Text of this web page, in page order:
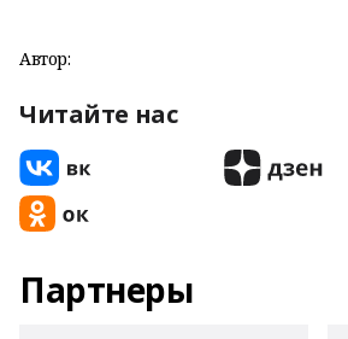
Автор:
Читайте нас
Партнеры